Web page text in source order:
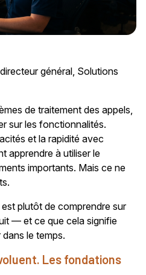
général, Solutions
de traitement des appels,
sur les fonctionnalités.
et la rapidité avec
apprendre à utiliser le
importants. Mais ce ne
plutôt de comprendre sur
— et ce que cela signifie
le temps.
Les fondations